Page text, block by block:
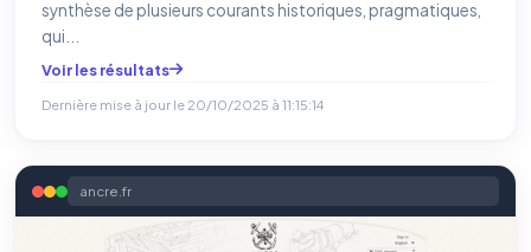
Consultation gratuite
synthèse de plusieurs courants historiques, pragmatiques,
qui...
Voir les résultats
Dernière mise à jour le 20/10/2025 à 11:15:14
ancre.fr